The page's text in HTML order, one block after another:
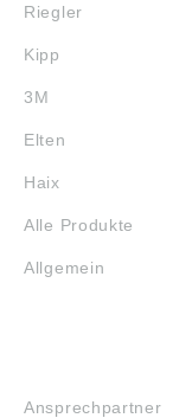
Riegler
Kipp
3M
Elten
Haix
Alle Produkte
Allgemein
Ansprechpartner